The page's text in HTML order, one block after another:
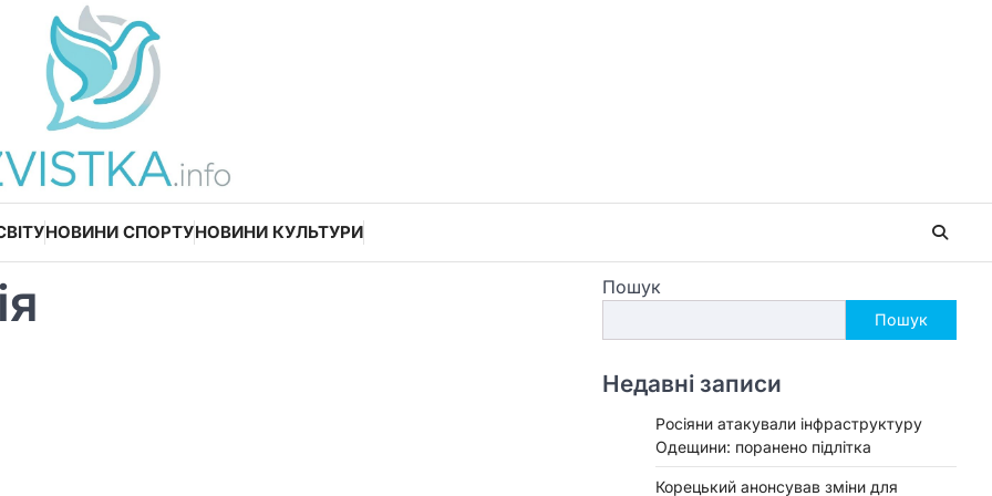
НОВИНИ СПОРТУНОВИНИ КУЛЬТУРИ
Пошук
Пошук
Недавні записи
Росіяни атакували інфраструктуру
Одещини: поранено підлітка
Корецький анонсував зміни для